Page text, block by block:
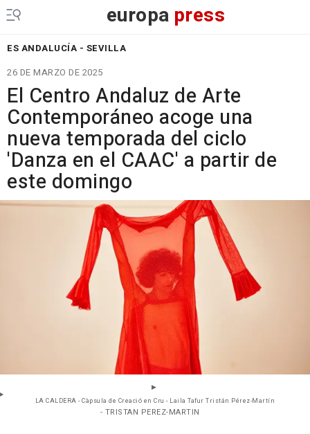
europa press
ES ANDALUCÍA - SEVILLA
26 DE MARZO DE 2025
El Centro Andaluz de Arte
Contemporáneo acoge una
nueva temporada del ciclo
'Danza en el CAAC' a partir de
este domingo
LA CALDERA - Càpsula de Creació en Cru - Laila Tafur Tristán Pérez-Martín
- TRISTAN PEREZ-MARTIN